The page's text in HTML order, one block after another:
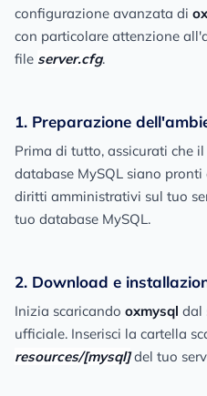
configurazione avanzata di
con particolare attenzione
file server.cfg.
1. Preparazione
Prima di tutto, assicurati che
database MySQL siano pronti
diritti amministrativi sul tuo
tuo database MySQL.
2. Download e
Inizia scaricando oxmysql dal
ufficiale. Inserisci la cartella
resources/[mysql]del tuo